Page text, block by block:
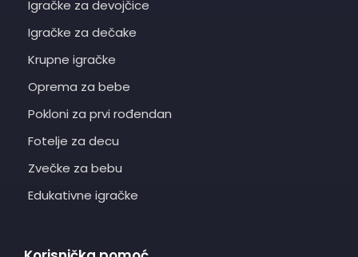
Igračke za devojčice
Igračke za dečake
Krupne igračke
Oprema za bebe
Pokloni za prvi rođendan
Fotelje za decu
Zvečke za bebu
Edukativne igračke